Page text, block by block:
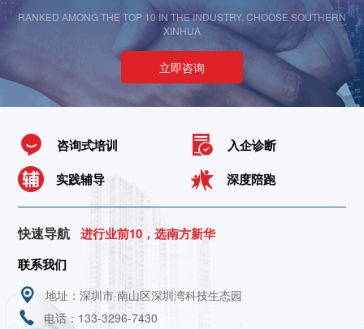
RANKED AMONG THE TOP 10 IN THE INDUSTRY, CHOOSE SOUTHERN
XINHUA
立即咨询
咨询式培训
入企诊断
实践辅导
深度陪跑
快速导航
进行业前10，选南方新华
联系我们
地址：深圳市·南山区深圳湾科技生态园
电话：133-3296-7430